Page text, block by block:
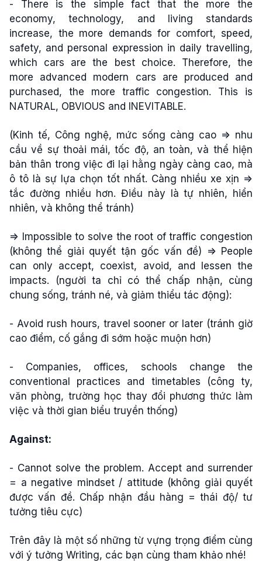
- There is the simple fact that the more the
economy, technology, and living standards
increase, the more demands for comfort, speed,
safety, and personal expression in daily travelling,
which cars are the best choice. Therefore, the
more advanced modern cars are produced and
purchased, the more traffic congestion. This is
NATURAL, OBVIOUS and INEVITABLE.
(Kinh tế, Công nghệ, mức sống càng cao => nhu
cầu về sự thoải mái, tốc độ, an toàn, và thể hiện
bản thân trong việc đi lại hằng ngày càng cao, mà
ô tô là sự lựa chọn tốt nhất. Càng nhiều xe xịn =>
tắc đường nhiều hơn. Điều này là tự nhiên, hiển
nhiên, và không thể tránh)
=> Impossible to solve the root of traffic congestion
(không thể giải quyết tận gốc vấn đề) => People
can only accept, coexist, avoid, and lessen the
impacts. (người ta chỉ có thể chấp nhận, cùng
chung sống, tránh né, và giảm thiểu tác động):
- Avoid rush hours, travel sooner or later (tránh giờ
cao điểm, cố gắng đi sớm hoặc muộn hơn)
- Companies, offices, schools change the
conventional practices and timetables (công ty,
văn phòng, trường học thay đổi phương thức làm
việc và thời gian biểu truyền thống)
Against:
- Cannot solve the problem. Accept and surrender
= a negative mindset / attitude (không giải quyết
được vấn đề. Chấp nhận đầu hàng = thái độ/ tư
tưởng tiêu cực)
Trên đây là một số những từ vựng trọng điểm cùng
với ý tưởng Writing, các bạn cùng tham khảo nhé!